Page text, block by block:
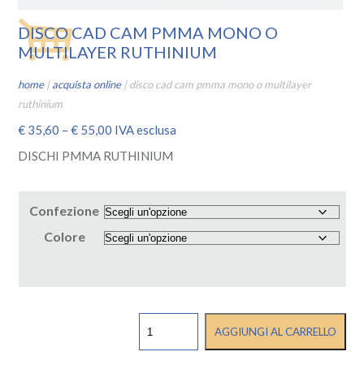
DISCO CAD CAM PMMA MONO O
MULTILAYER RUTHINIUM
home|acquista online|disco cad cam pmma mono o multilayer
ruthinium
€ 35,60 –€ 55,00 IVA esclusa
DISCHI PMMA RUTHINIUM
Confezione
Colore
AGGIUNGI AL CARRELLO